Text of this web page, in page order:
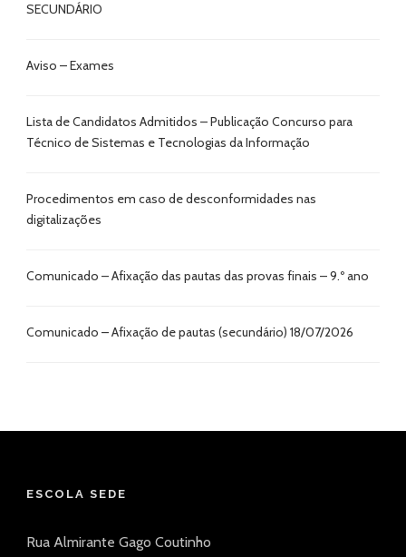
SECUNDÁRIO
Aviso – Exames
Lista de Candidatos Admitidos – Publicação Concurso para
Técnico de Sistemas e Tecnologias da Informação
Procedimentos em caso de desconformidades nas
digitalizações
Comunicado – Afixação das pautas das provas finais – 9.º ano
Comunicado – Afixação de pautas (secundário) 18/07/2026
ESCOLA SEDE
Rua Almirante Gago Coutinho